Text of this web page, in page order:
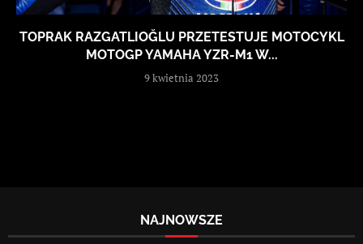
TOPRAK RAZGATLIOĞLU PRZETESTUJE MOTOCYKL
MOTOGP YAMAHA YZR-M1 W...
9 kwietnia 2023
NAJNOWSZE